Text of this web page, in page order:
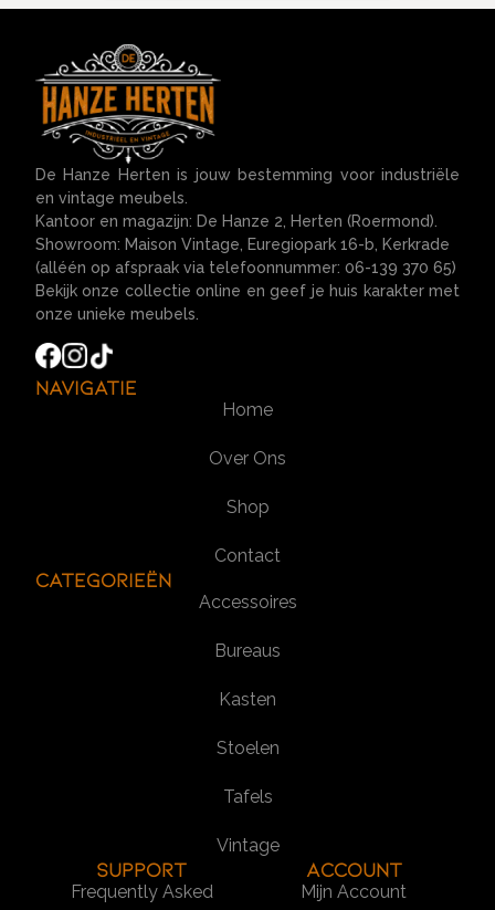
De Hanze Herten is jouw bestemming voor industriële
en vintage meubels.
Kantoor en magazijn: De Hanze 2, Herten (Roermond).
Showroom: Maison Vintage, Euregiopark 16-b, Kerkrade
(alléén op afspraak via telefoonnummer: 06-139 370 65)
Bekijk onze collectie online en geef je huis karakter met
onze unieke meubels.
Navigatie
Home
Over Ons
Shop
Contact
Categorieën
Accessoires
Bureaus
Kasten
Stoelen
Tafels
Vintage
SUPPORT
Frequently Asked
Account
Mijn Account